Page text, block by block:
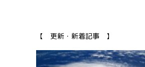
【 更新・新着記事 】